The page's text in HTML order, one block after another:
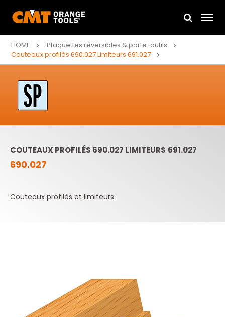
HOME
Plaquettes réversibles & porte-outils
Couteaux profilés 690.027 Limiteurs 691.027
COUTEAUX PROFILÉS 690.027 LIMITEURS 691.027
690.027
Couteaux profilés et limiteurs.